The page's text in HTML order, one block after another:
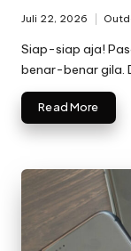
Juli 22, 2026
in
Siap-siap aja!
benar-benar gila.
Read More